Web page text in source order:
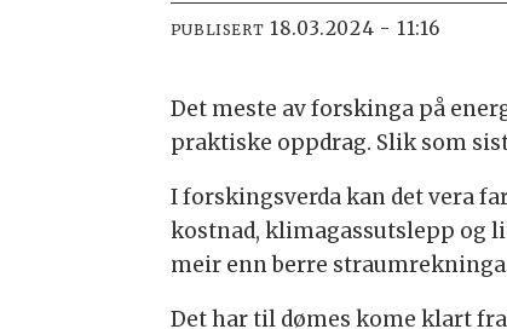
PUBLISERT 18.03.2024 - 11:16
Det meste av forskinga på
praktiske oppdrag. Slik som
I forskingsverda kan det vera
kostnad, klimagassutslepp og
meir enn berre
Det har til dømes kome klart